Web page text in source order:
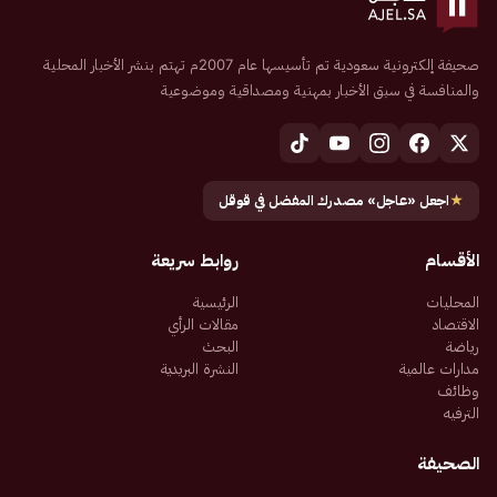
صحيفة إلكترونية سعودية تم تأسيسها عام 2007م تهتم بنشر الأخبار المحلية
والمنافسة في سبق الأخبار بمهنية ومصداقية وموضوعية
★اجعل «عاجل» مصدرك المفضل في قوقل
الأقسام
المحليات
الاقتصاد
رياضة
مدارات عالمية
وظائف
الترفيه
روابط سريعة
الرئيسية
مقالات الرأي
البحث
النشرة البريدية
الصحيفة